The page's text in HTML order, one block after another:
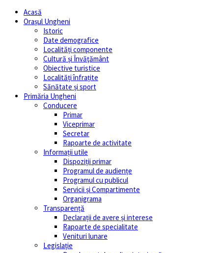
Acasă
Orașul Ungheni
Istoric
Date demografice
Localități componente
Cultură și Învăţământ
Obiective turistice
Localități înfrațite
Sănătate și sport
Primăria Ungheni
Conducere
Primar
Viceprimar
Secretar
Rapoarte de activitate
Informații utile
Dispoziții primar
Programul de audiențe
Programul cu publicul
Servicii și Compartimente
Organigrama
Transparență
Declarații de avere și interese
Rapoarte de specialitate
Venituri lunare
Legislație